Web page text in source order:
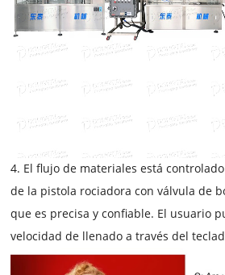
4. El flujo de materiales está
de la pistola rociadora con válvula de
que es precisa y confiable. El usuario
velocidad de llenado a través del